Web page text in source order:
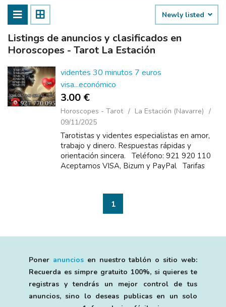
Newly listed
Listings de anuncios y clasificados en
Horoscopes - Tarot La Estación
videntes 30 minutos 7 euros
visa...económico
3.00 €
Horoscopes - Tarot
La Estación (Navarre)
09/11/2025
Tarotistas y videntes especialistas en amor,
trabajo y dinero. Respuestas rápidas y
orientación sincera. Teléfono: 921 920 110
Aceptamos VISA, Bizum y PayPal Tarifas
1
Poner anunciosen nuestro tablón o sitio web:
Recuerda es simpre gratuito 100%, si quieres te
registras y tendrás un mejor control de tus
anuncios, sino lo deseas publicas en un solo